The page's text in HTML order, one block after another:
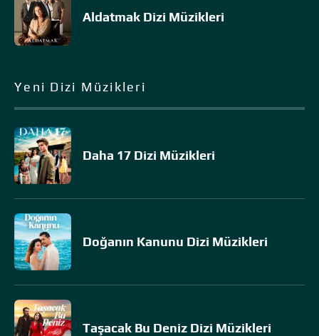
Aldatmak Dizi Müzikleri
Yeni Dizi Müzikleri
Daha 17 Dizi Müzikleri
Doğanın Kanunu Dizi Müzikleri
Taşacak Bu Deniz Dizi Müzikleri